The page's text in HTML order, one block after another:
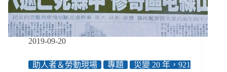
卻
事
在
人
2019-09-20
助人者＆勞動現場 專題
災變 20 年，921